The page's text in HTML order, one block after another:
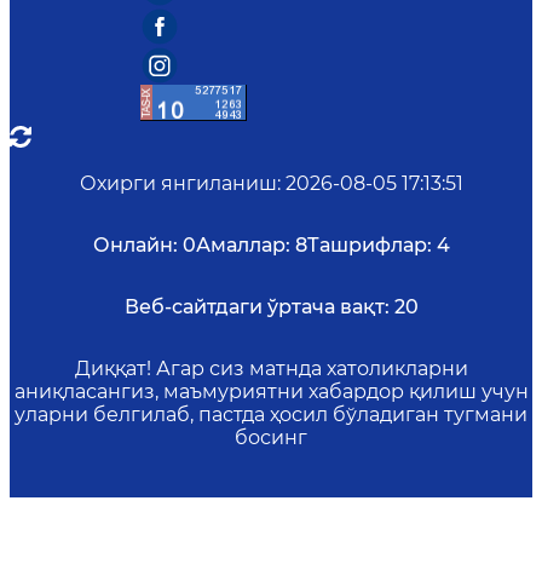
Охирги янгиланиш: 2026-08-05 17:13:51
Онлайн: 0Амаллар: 8Ташрифлар: 4
Веб-сайтдаги ўртача вақт: 20
Диққат! Агар сиз матнда хатоликларни
аниқласангиз, маъмуриятни хабардор қилиш учун
уларни белгилаб, пастда ҳосил бўладиган тугмани
босинг